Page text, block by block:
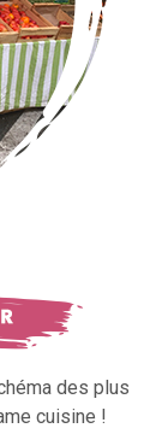
des plus
cuisine !